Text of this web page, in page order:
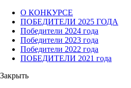
О КОНКУРСЕ
ПОБЕДИТЕЛИ 2025 ГОДА
Победители 2024 года
Победители 2023 года
Победители 2022 года
ПОБЕДИТЕЛИ 2021 года
Закрыть